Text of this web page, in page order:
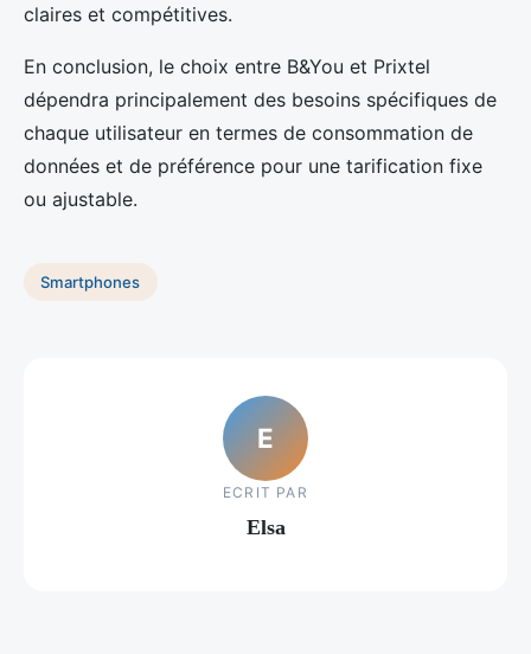
claires et compétitives.
En conclusion, le choix entre B&You et Prixtel
dépendra principalement des besoins spécifiques de
chaque utilisateur en termes de consommation de
données et de préférence pour une tarification fixe
ou ajustable.
Smartphones
E
ECRIT PAR
Elsa